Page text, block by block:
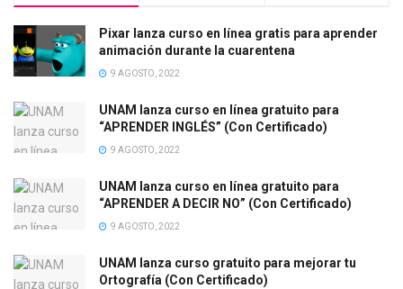
Pixar lanza curso en línea gratis para aprender
animación durante la cuarentena
9 AGOSTO, 2022
UNAM lanza curso en línea gratuito para
“APRENDER INGLÉS” (Con Certificado)
9 AGOSTO, 2022
UNAM lanza curso en línea gratuito para
“APRENDER A DECIR NO” (Con Certificado)
9 AGOSTO, 2022
UNAM lanza curso gratuito para mejorar tu
Ortografía (Con Certificado)